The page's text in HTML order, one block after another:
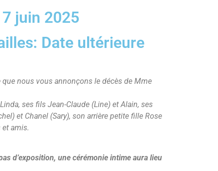
juin 2025
Date ultérieure
que nous vous annonçons le décès de Mme
ses fils Jean-Claude (Line) et Alain, ses
et Chanel (Sary), son arrière petite fille Rose
amis.
d’exposition, une cérémonie intime aura lieu